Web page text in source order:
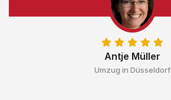
Antje Müller
Umzug in Düsseldorf